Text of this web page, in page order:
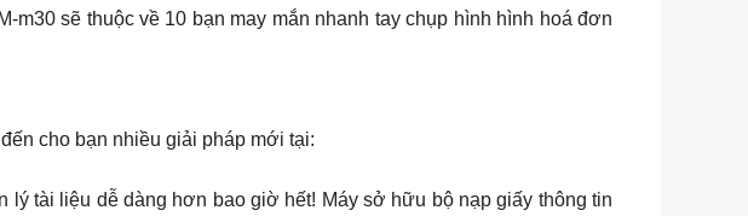
sẽ thuộc về 10 bạn may mắn nhanh tay chụp hình hình hoá đơn
cho bạn nhiều giải pháp mới tại:
lý tài liệu dễ dàng hơn bao giờ hết! Máy sở hữu bộ nạp giấy thông tin